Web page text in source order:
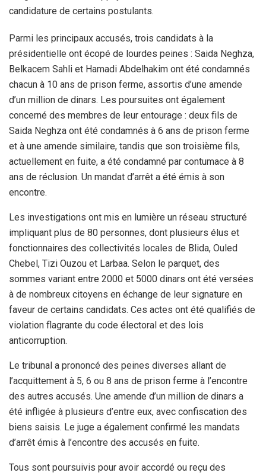
candidature de certains postulants.
Parmi les principaux accusés, trois candidats à la
présidentielle ont écopé de lourdes peines : Saida Neghza,
Belkacem Sahli et Hamadi Abdelhakim ont été condamnés
chacun à 10 ans de prison ferme, assortis d’une amende
d’un million de dinars. Les poursuites ont également
concerné des membres de leur entourage : deux fils de
Saida Neghza ont été condamnés à 6 ans de prison ferme
et à une amende similaire, tandis que son troisième fils,
actuellement en fuite, a été condamné par contumace à 8
ans de réclusion. Un mandat d’arrêt a été émis à son
encontre.
Les investigations ont mis en lumière un réseau structuré
impliquant plus de 80 personnes, dont plusieurs élus et
fonctionnaires des collectivités locales de Blida, Ouled
Chebel, Tizi Ouzou et Larbaa. Selon le parquet, des
sommes variant entre 2000 et 5000 dinars ont été versées
à de nombreux citoyens en échange de leur signature en
faveur de certains candidats. Ces actes ont été qualifiés de
violation flagrante du code électoral et des lois
anticorruption.
Le tribunal a prononcé des peines diverses allant de
l’acquittement à 5, 6 ou 8 ans de prison ferme à l’encontre
des autres accusés. Une amende d’un million de dinars a
été infligée à plusieurs d’entre eux, avec confiscation des
biens saisis. Le juge a également confirmé les mandats
d’arrêt émis à l’encontre des accusés en fuite.
Tous sont poursuivis pour avoir accordé ou reçu des